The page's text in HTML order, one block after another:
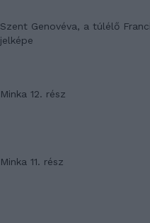
Szent Genovéva, a túlélő
jelképe
Minka 12. rész
Minka 11. rész